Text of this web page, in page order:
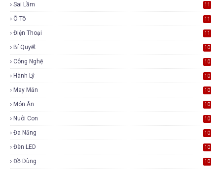
Sai Lầm 11
Ô Tô 11
Điện Thoại 11
Bí Quyết 10
Công Nghệ 10
Hành Lý 10
May Mắn 10
Món Ăn 10
Nuôi Con 10
Đa Năng 10
Đèn LED 10
Đồ Dùng 10